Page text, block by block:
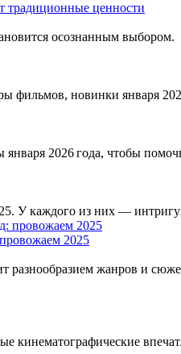
традиционные ценности
осознанным выбором.
фильмов, новинки января
2026 года, чтобы
У каждого из них —
2025
разнообразием жанров и
кинематографические